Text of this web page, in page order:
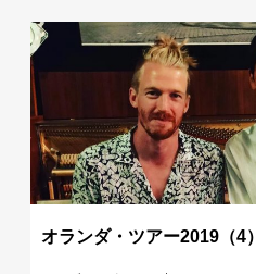
オランダ・ツアー2019（4）